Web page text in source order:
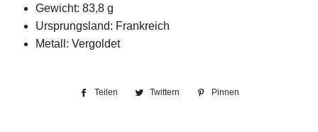
Gewicht: 83,8 g
Ursprungsland: Frankreich
Metall: Vergoldet
Teilen
Auf
Twittern
Auf
Pinnen